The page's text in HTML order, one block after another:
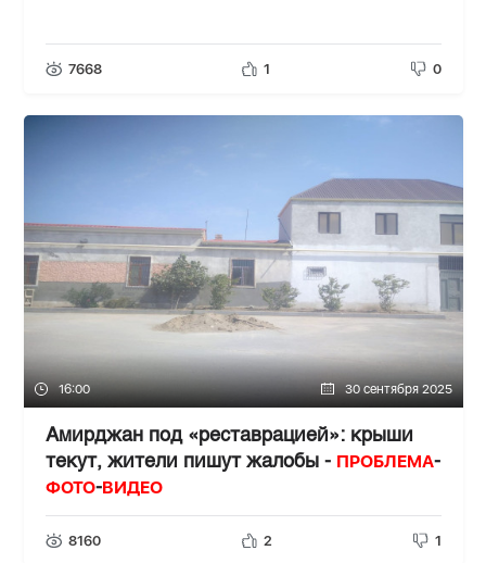
7668 1 0
16:00 30 сентября 2025
Амирджан под «реставрацией»: крыши
текут, жители пишут жалобы - ПРОБЛЕМА-
ФОТО-ВИДЕО
8160 2 1